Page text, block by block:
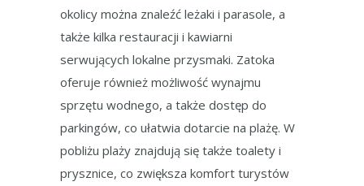
okolicy można znaleźć leżaki i parasole, a
także kilka restauracji i kawiarni
serwujących lokalne przysmaki. Zatoka
oferuje również możliwość wynajmu
sprzętu wodnego, a także dostęp do
parkingów, co ułatwia dotarcie na plażę. W
pobliżu plaży znajdują się także toalety i
prysznice, co zwiększa komfort turystów